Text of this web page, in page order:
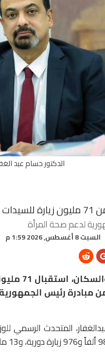
الدكتور حسام عبد
لدعم صحة المرأة
السبت 8 أغسطس, 2026 1:59 م
رئيس